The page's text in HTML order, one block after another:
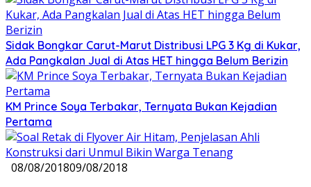
Sidak Bongkar Carut-Marut Distribusi LPG 3 Kg di Kukar,
Ada Pangkalan Jual di Atas HET hingga Belum Berizin
KM Prince Soya Terbakar, Ternyata Bukan Kejadian
Pertama
08/08/201809/08/2018